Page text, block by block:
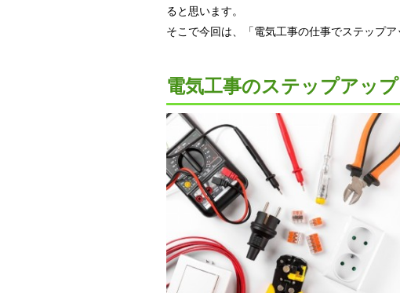
ると思います。
そこで今回は、「電気工事の仕事でステップ
電気工事のステップアッ